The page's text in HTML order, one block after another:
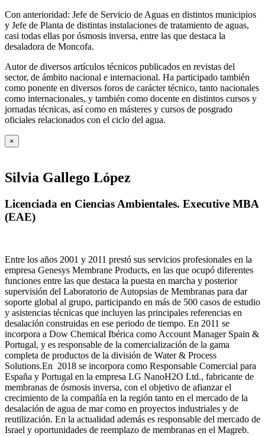
Con anterioridad: Jefe de Servicio de Aguas en distintos municipios
y Jefe de Planta de distintas instalaciones de tratamiento de aguas,
casi todas ellas por ósmosis inversa, entre las que destaca la
desaladora de Moncofa.
Autor de diversos artículos técnicos publicados en revistas del
sector, de ámbito nacional e internacional. Ha participado también
como ponente en diversos foros de carácter técnico, tanto nacionales
como internacionales, y también como docente en distintos cursos y
jornadas técnicas, así como en másteres y cursos de posgrado
oficiales relacionados con el ciclo del agua.
×
Silvia Gallego López
Licenciada en Ciencias Ambientales. Executive MBA
(EAE)
Entre los años 2001 y 2011 prestó sus servicios profesionales en la
empresa Genesys Membrane Products, en las que ocupó diferentes
funciones entre las que destaca la puesta en marcha y posterior
supervisión del Laboratorio de Autopsias de Membranas para dar
soporte global al grupo, participando en más de 500 casos de estudio
y asistencias técnicas que incluyen las principales referencias en
desalación construidas en ese periodo de tiempo. En 2011 se
incorpora a Dow Chemical Ibérica como Account Manager Spain &
Portugal, y es responsable de la comercialización de la gama
completa de productos de la división de Water & Process
Solutions.En 2018 se incorpora como Responsable Comercial para
España y Portugal en la empresa LG NanoH2O Ltd., fabricante de
membranas de ósmosis inversa, con el objetivo de afianzar el
crecimiento de la compañía en la región tanto en el mercado de la
desalación de agua de mar como en proyectos industriales y de
reutilización. En la actualidad además es responsable del mercado de
Israel y oportunidades de reemplazo de membranas en el Magreb.